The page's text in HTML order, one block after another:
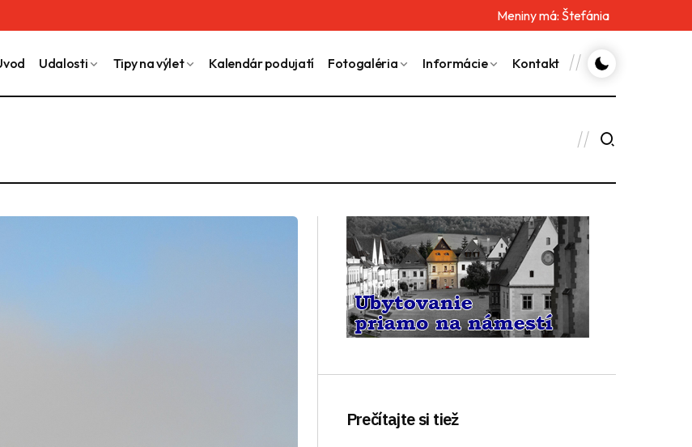
Meniny má: Štefánia
Udalosti Tipy na výlet Kalendár podujatí Fotogaléria Informácie Kontakt
Prečítajte si tiež